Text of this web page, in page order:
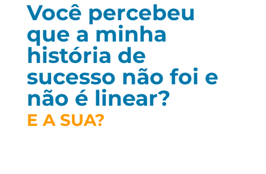
Você percebeu
que a minha
história de
sucesso não foi e
não é linear?
E A SUA?